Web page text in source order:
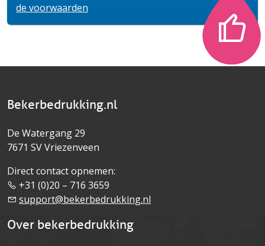
de voorwaarden
Bekerbedrukking.nl
De Watergang 29
7671 SV Vriezenveen
Direct contact opnemen:
+31 (0)20 – 716 3659
support@bekerbedrukking.nl
Over bekerbedrukking